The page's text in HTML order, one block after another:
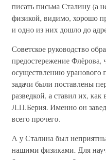
писать письма Сталину (а
физикой, видимо, хорошо
и одно из них дошло до
Советское руководство
предостережение
осуществлению уранового
задачи были поставлены
разведкой, а ставил их,
Л.П.Берия. Именно он
всего прочего.
А у Сталина был
нашими физиками. Для